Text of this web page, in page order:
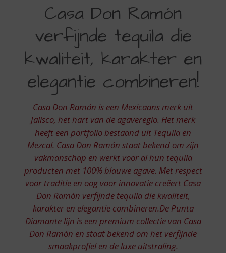
DON
RAMON
VERFIJNDE
TEQUILA
DIE
KWALITEIT
KARAKTER
EN
ELEGANTIE
COMBINEREN
Casa Don Ramón
verfijnde tequila die
kwaliteit, karakter en
elegantie combineren!
Casa Don Ramón is een Mexicaans merk uit
Jalisco, het hart van de agaveregio. Het merk
heeft een portfolio bestaand uit Tequila en
Mezcal. Casa Don Ramón staat bekend om zijn
vakmanschap en werkt voor al hun tequila
producten met 100% blauwe agave. Met respect
voor traditie en oog voor innovatie creëert Casa
Don Ramón verfijnde tequila die kwaliteit,
karakter en elegantie combineren.De Punta
Diamante lijn is een premium collectie van Casa
Don Ramón en staat bekend om het verfijnde
smaakprofiel en de luxe uitstraling.